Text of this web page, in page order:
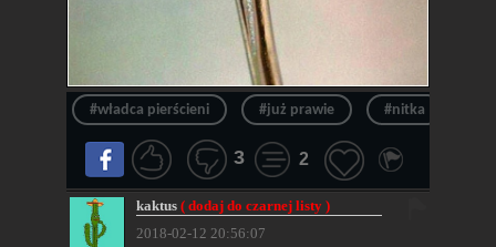
#władca pierścieni #już prawie #nitka
3 2
kaktus( dodaj do czarnej listy )
2018-02-12 20:56:07